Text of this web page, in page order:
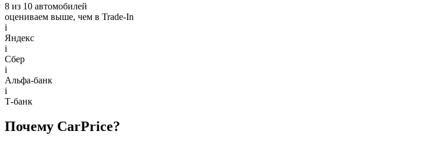
8 из 10 автомобилей
оцениваем выше, чем в Trade‑In
i
Яндекс
i
Сбер
i
Альфа-банк
i
Т-банк
Почему CarPrice?